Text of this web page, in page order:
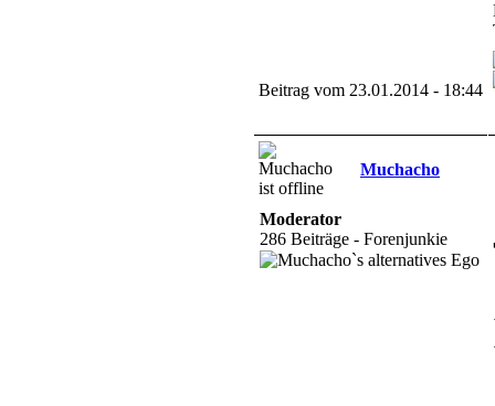
Beitrag vom 23.01.2014 - 18:44
Muchacho
Moderator
286 Beiträge - Forenjunkie